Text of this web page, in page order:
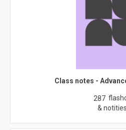
Class notes -
287
& notities